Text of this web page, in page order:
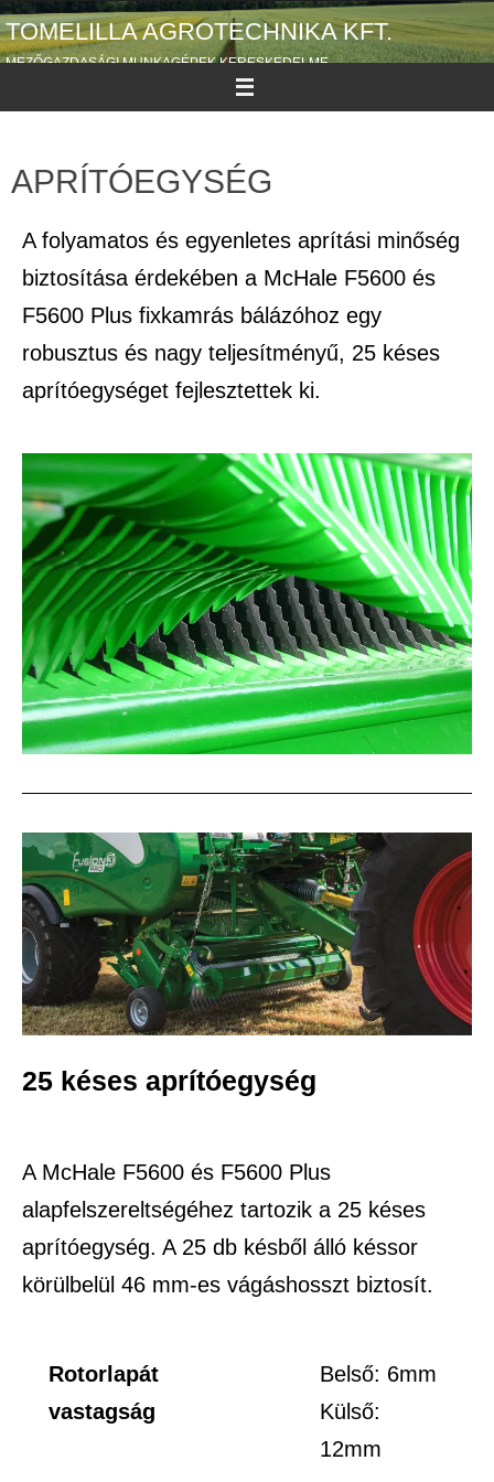
TOMELILLA AGROTECHNIKA KFT.
MEZŐGAZDASÁGI MUNKAGÉPEK KERESKEDELME
APRÍTÓEGYSÉG
A folyamatos és egyenletes aprítási minőség
biztosítása érdekében a McHale F5600 és
F5600 Plus fixkamrás bálázóhoz egy
robusztus és nagy teljesítményű, 25 késes
aprítóegységet fejlesztettek ki.
25 késes aprítóegység
A McHale F5600 és F5600 Plus
alapfelszereltségéhez tartozik a 25 késes
aprítóegység. A 25 db késből álló késsor
körülbelül 46 mm-es vágáshosszt biztosít.
Rotorlapát
vastagság
Belső: 6mm
Külső:
12mm